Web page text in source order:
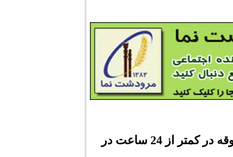
دستگیری سارق مغازه و کشف اموال مسروقه در کمتر از 24 ساعت در